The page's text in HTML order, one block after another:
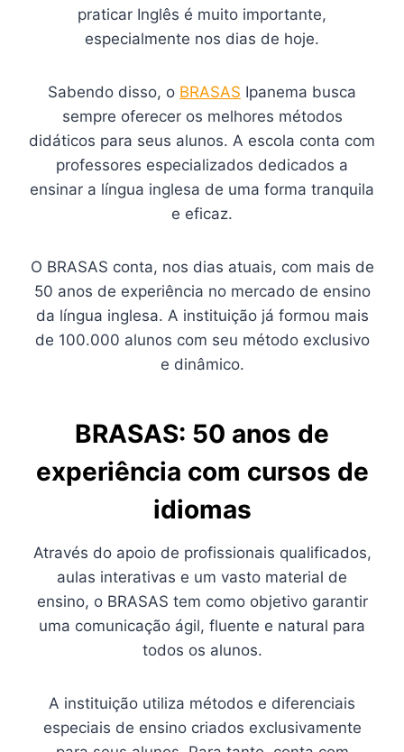
praticar Inglês é muito importante,
especialmente nos dias de hoje.
Sabendo disso, o BRASAS Ipanema busca
sempre oferecer os melhores métodos
didáticos para seus alunos. A escola conta com
professores especializados dedicados a
ensinar a língua inglesa de uma forma tranquila
e eficaz.
O BRASAS conta, nos dias atuais, com mais de
50 anos de experiência no mercado de ensino
da língua inglesa. A instituição já formou mais
de 100.000 alunos com seu método exclusivo
e dinâmico.
BRASAS: 50 anos de
experiência com cursos de
idiomas
Através do apoio de profissionais qualificados,
aulas interativas e um vasto material de
ensino, o BRASAS tem como objetivo garantir
uma comunicação ágil, fluente e natural para
todos os alunos.
A instituição utiliza métodos e diferenciais
especiais de ensino criados exclusivamente